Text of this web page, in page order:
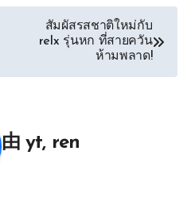
สัมผัสรสชาติใหม่กับ
relx รุ่นหก ที่สายควัน
ห้ามพลาด!
由yt, ren